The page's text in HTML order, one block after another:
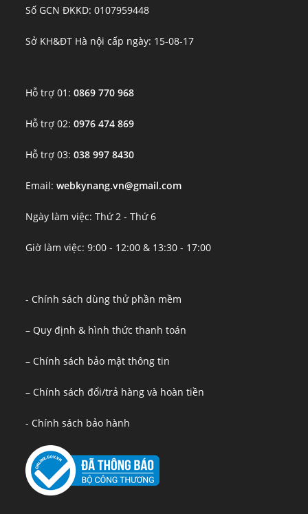
Số GCN ĐKKD: 0107959448
Sở KH&ĐT Hà nội cấp ngày: 15-08-17
Hỗ trợ 01:0869 770 968
Hỗ trợ 02:0976 474 869
Hỗ trợ 03:038 997 8430
Email:webkynang.vn@gmail.com
Ngày làm việc: Thứ 2 - Thứ 6
Giờ làm việc: 9:00 - 12:00 & 13:30 - 17:00
- Chính sách dùng thử phần mềm
– Quy định & hình thức thanh toán
– Chính sách bảo mật thông tin
– Chính sách đổi/trả hàng và hoàn tiền
- Chính sách bảo hành